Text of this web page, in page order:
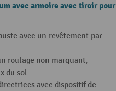
avec armoire avec tiroir pour
avec un revêtement par
roulage non marquant,
du sol
avec dispositif de